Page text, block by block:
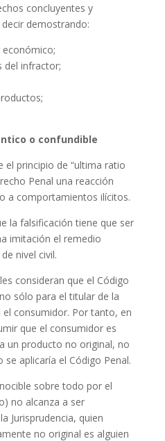
concluyentes y
demostrando:
económico;
del infractor;
o confundible
el principio de “ultima ratio
Penal una reacción
a comportamientos ilícitos.
la falsificación tiene que ser
imitación el remedio
nivel civil.
consideran que el Código
sólo para el titular de la
consumidor. Por tanto, en
que el consumidor es
un producto no original, no
aplicaría el Código Penal.
sobre todo por el
no alcanza a ser
Jurisprudencia, quien
no original es alguien